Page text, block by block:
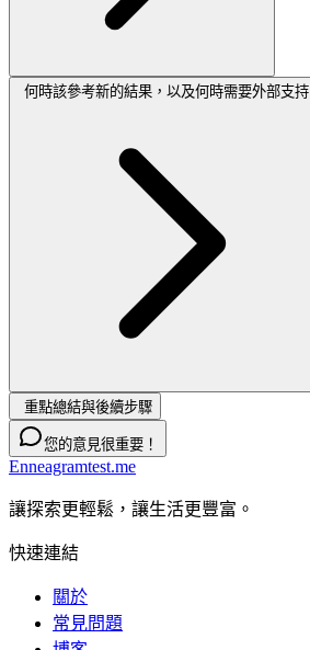
何時該參考新的結果，以及何時需要外部支持
重點總結與後續步驟
您的意見很重要！
Enneagramtest.me
讓探索更輕鬆，讓生活更豐富。
快速連結
關於
常見問題